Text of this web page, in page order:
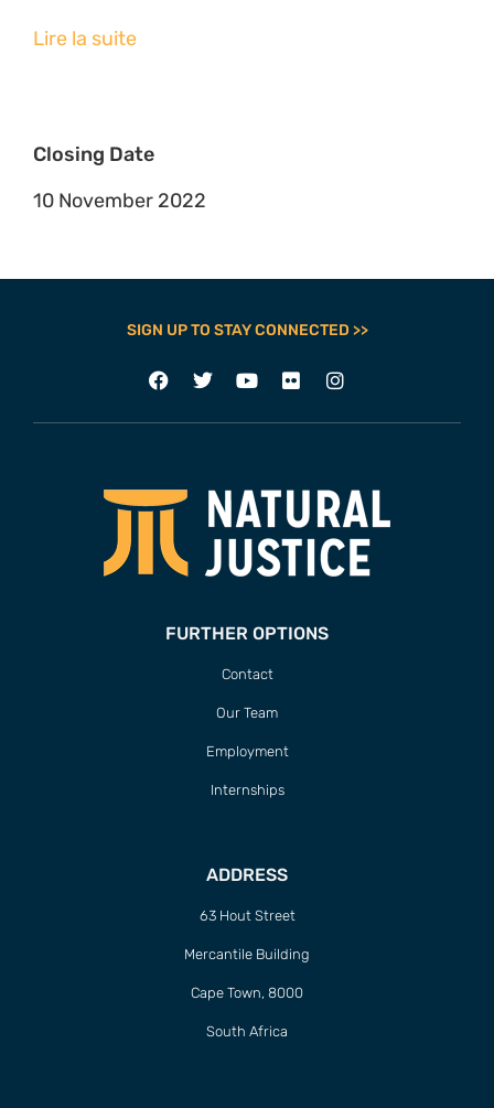
Lire la suite
Closing Date
10 November 2022
SIGN UP TO STAY CONNECTED >>
FURTHER OPTIONS
Contact
Our Team
Employment
Internships
ADDRESS
63 Hout Street
Mercantile Building
Cape Town, 8000
South Africa